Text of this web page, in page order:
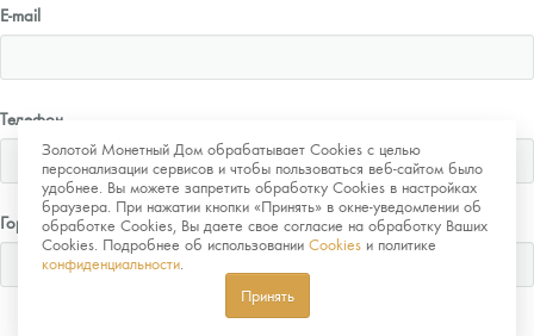
Золотой Монетный Дом обрабатывает Cookies с целью
персонализации сервисов и чтобы пользоваться веб-сайтом было
удобнее. Вы можете запретить обработку Cookies в настройках
браузера. При нажатии кнопки «Принять» в окне-уведомлении об
обработке Cookies, Вы даете свое согласие на обработку Ваших
Cookies. Подробнее об использовании Cookies и политике
конфиденциальности
Принять
E-mail
Телефон
Город